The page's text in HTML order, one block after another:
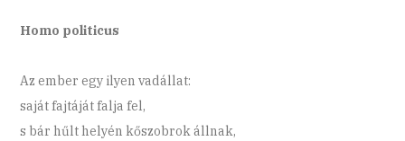
Homo politicus
Az ember egy ilyen vadállat:
saját fajtáját falja fel,
s bár hűlt helyén kőszobrok állnak,